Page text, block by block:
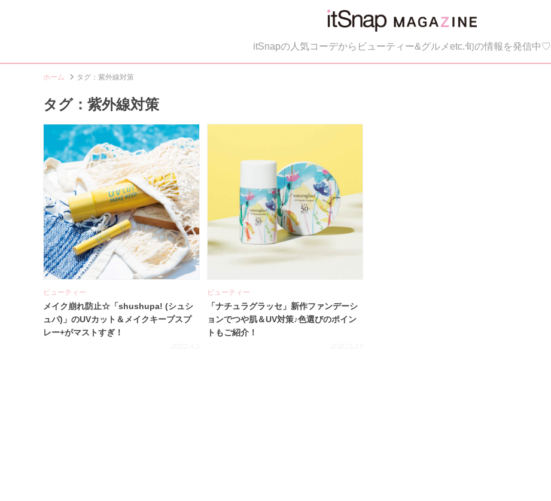
itSnapの人気コーデからビューティー&グルメetc.旬の情報を発信中♡
ホーム タグ：紫外線対策
タグ：紫外線対策
ビューティー
メイク崩れ防止☆「shushupa! (シュシ
ュパ)」のUVカット＆メイクキープスプ
レー+がマストすぎ！
2022.4.3
ビューティー
「ナチュラグラッセ」新作ファンデーシ
ョンでつや肌＆UV対策♪色選びのポイン
トもご紹介！
2020.5.17